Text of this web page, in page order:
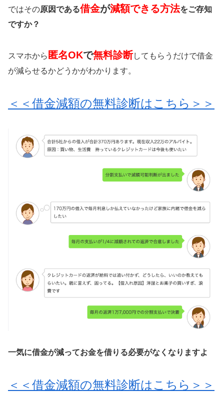
ではその原因である借金が減額できる方法をご存知
ですか？
スマホから 匿名OKで無料診断してもらうだけで借金
が減らせるかどうかがわかります。
＜＜借金減額の無料診断はこちら＞＞
一気に借金が減ってお金を借りる必要がなくなりますよ
＜＜借金減額の無料診断はこちら＞＞